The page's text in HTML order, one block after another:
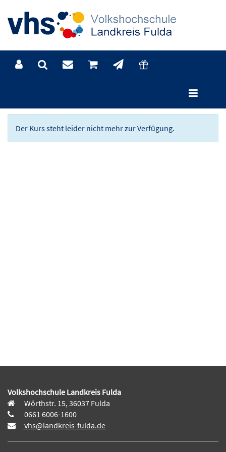
Der Kurs steht leider nicht mehr zur Verfügung.
Volkshochschule Landkreis Fulda
Wörthstr. 15, 36037 Fulda
0661 6006-1600
vhs@landkreis-fulda.de